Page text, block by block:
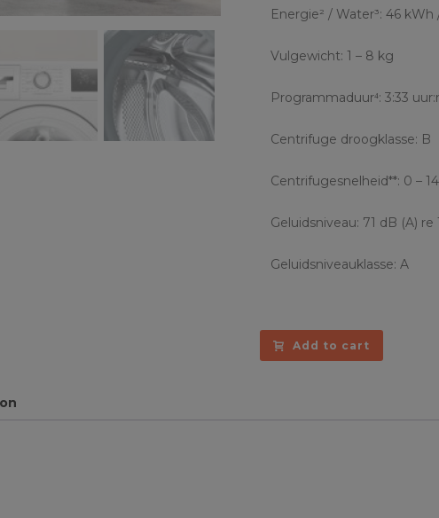
Energie² / Water³: 46 kWh
Vulgewicht: 1 – 8 kg
Programmaduur⁴: 3:33
Centrifuge droogklasse: B
Centrifugesnelheid**: 0 –
Geluidsniveau: 71 dB (A) re
Geluidsniveauklasse: A
Add to cart